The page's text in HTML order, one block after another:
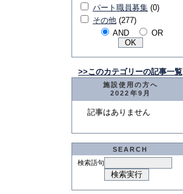
パート職員募集 (0)
その他 (277)
AND
OR
>>このカテゴリーの記事一覧
施設使用の方へ
2022年9月
記事はありません
SEARCH
検索語句